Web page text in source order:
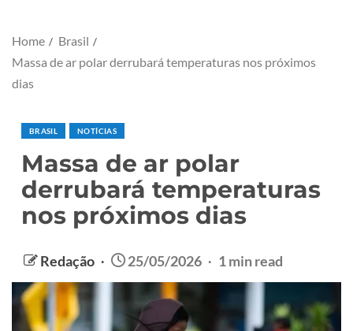
Home
Brasil
Massa de ar polar derrubará temperaturas nos próximos
dias
BRASIL NOTÍCIAS
Massa de ar polar
derrubará temperaturas
nos próximos dias
Redação 25/05/2026 1 min read